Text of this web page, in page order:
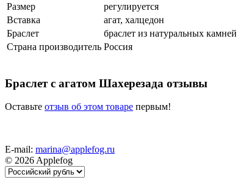
Размер
регулируется
Вставка
агат, халцедон
Браслет
браслет из натуральных камней
Страна производитель Россия
Браслет с агатом Шахерезада отзывы
Оставьте отзыв об этом товаре первым!
E-mail: marina@applefog.ru
© 2026 Applefog